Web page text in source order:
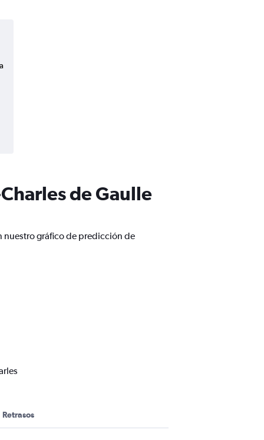
de Gaulle
nuestro gráfico de predicción de
Retrasos